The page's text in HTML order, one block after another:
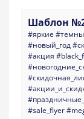
Шаблон
#яркие
#новый_год
#акция
#sale_flyer